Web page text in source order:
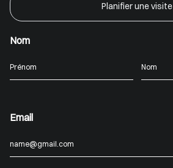
Planifier une visite
Nom
Email